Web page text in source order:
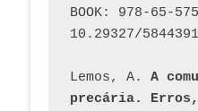
BOOK: 978-65-
10.29327/5844391
Lemos, A. A
precária.